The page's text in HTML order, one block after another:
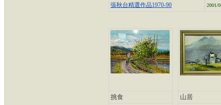
張秋台精選作品1970-90 2001/
挑食
山居